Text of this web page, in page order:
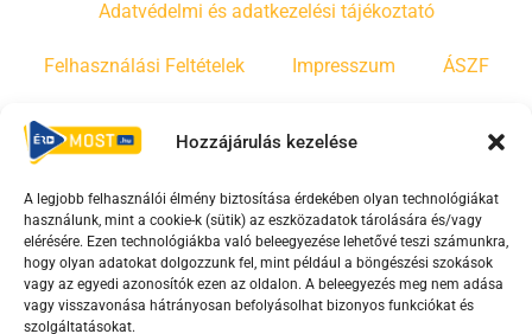
Hozzájárulás kezelése
A legjobb felhasználói élmény biztosítása érdekében olyan technológiákat
használunk, mint a cookie-k (sütik) az eszközadatok tárolására és/vagy
elérésére. Ezen technológiákba való beleegyezése lehetővé teszi számunkra,
hogy olyan adatokat dolgozzunk fel, mint például a böngészési szokások
vagy az egyedi azonosítók ezen az oldalon. A beleegyezés meg nem adása
vagy visszavonása hátrányosan befolyásolhat bizonyos funkciókat és
szolgáltatásokat.
Adatvédelmi és adatkezelési tájékoztató
Felhasználási Feltételek Impresszum ÁSZF
Irányelvek
F
a
c
e
Y
o
u
t
T
i
k
t